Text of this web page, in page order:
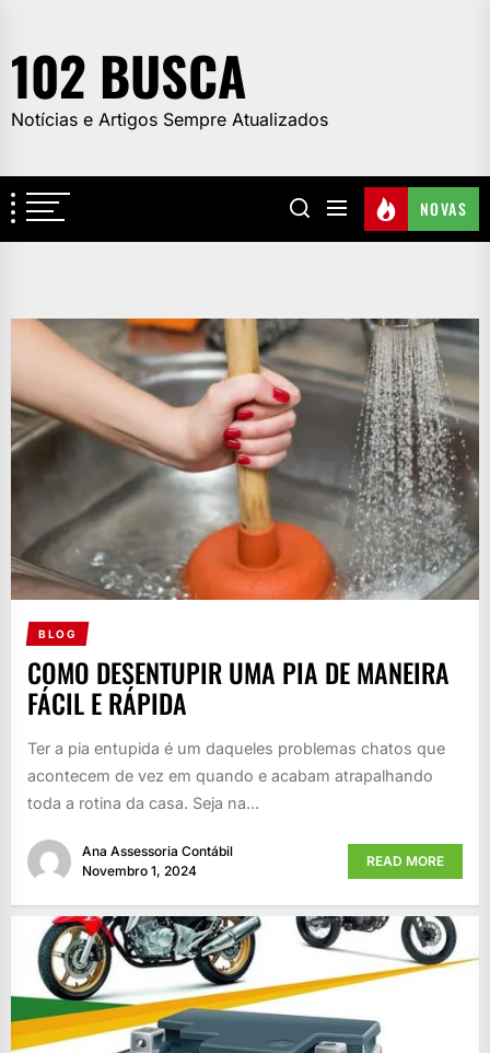
the
content
102 BUSCA
Notícias e Artigos Sempre Atualizados
NOVAS
BLOG
COMO DESENTUPIR UMA PIA DE MANEIRA
FÁCIL E RÁPIDA
Ter a pia entupida é um daqueles problemas chatos que
acontecem de vez em quando e acabam atrapalhando
toda a rotina da casa. Seja na...
Ana Assessoria Contábil
Novembro 1, 2024
READ MORE